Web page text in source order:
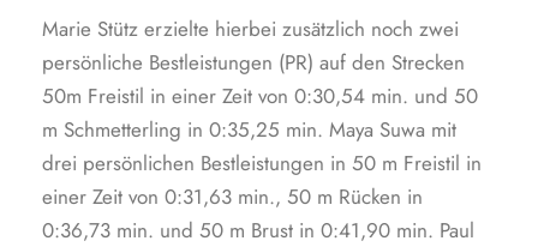
Marie Stütz erzielte hierbei zusätzlich noch zwei
persönliche Bestleistungen (PR) auf den Strecken
50m Freistil in einer Zeit von 0:30,54 min. und 50
m Schmetterling in 0:35,25 min. Maya Suwa mit
drei persönlichen Bestleistungen in 50 m Freistil in
einer Zeit von 0:31,63 min., 50 m Rücken in
0:36,73 min. und 50 m Brust in 0:41,90 min. Paul